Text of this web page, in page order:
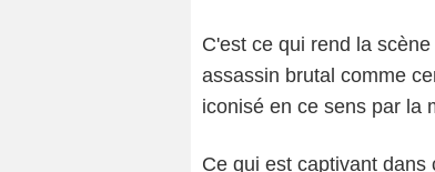
C'est ce qui rend la
assassin brutal comme
iconisé en ce sens par la
Ce qui est captivant